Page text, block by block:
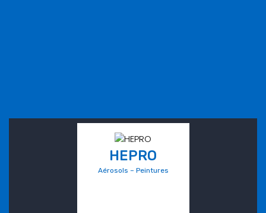
HEPRO
Aérosols – Peintures